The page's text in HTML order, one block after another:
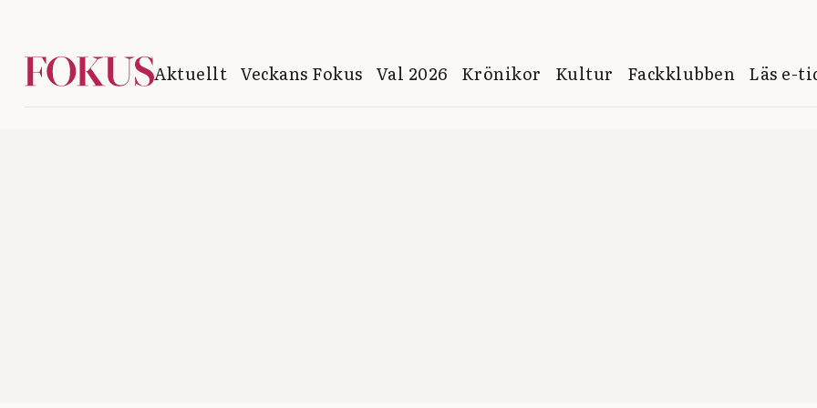
Aktuellt Veckans Fokus Val 2026 Krönikor Kultur Fackklubben Läs e-